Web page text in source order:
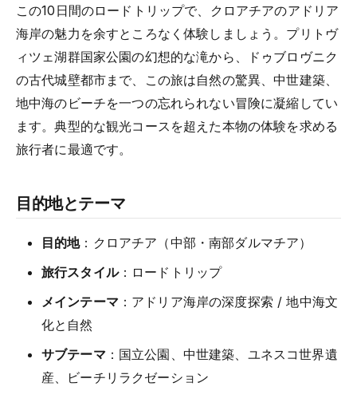
この10日間のロードトリップで、クロアチアのアドリア
海岸の魅力を余すところなく体験しましょう。プリトヴ
ィツェ湖群国家公園の幻想的な滝から、ドゥブロヴニク
の古代城壁都市まで、この旅は自然の驚異、中世建築、
地中海のビーチを一つの忘れられない冒険に凝縮してい
ます。典型的な観光コースを超えた本物の体験を求める
旅行者に最適です。
目的地とテーマ
目的地：クロアチア（中部・南部ダルマチア）
旅行スタイル：ロードトリップ
メインテーマ ：アドリア海岸の深度探索 / 地中海文
化と自然
サブテーマ ：国立公園、中世建築、ユネスコ世界遺
産、ビーチリラクゼーション